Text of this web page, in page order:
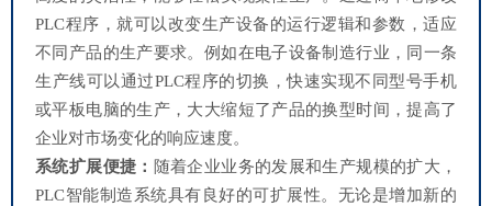
PLC程序，就可以改变生产设备的运行逻辑和参数，适应
不同产品的生产要求。例如在电子设备制造行业，同一条
生产线可以通过PLC程序的切换，快速实现不同型号手机
或平板电脑的生产，大大缩短了产品的换型时间，提高了
企业对市场变化的响应速度。
系统扩展便捷： 随着企业业务的发展和生产规模的扩大，
PLC智能制造系统具有良好的可扩展性。无论是增加新的